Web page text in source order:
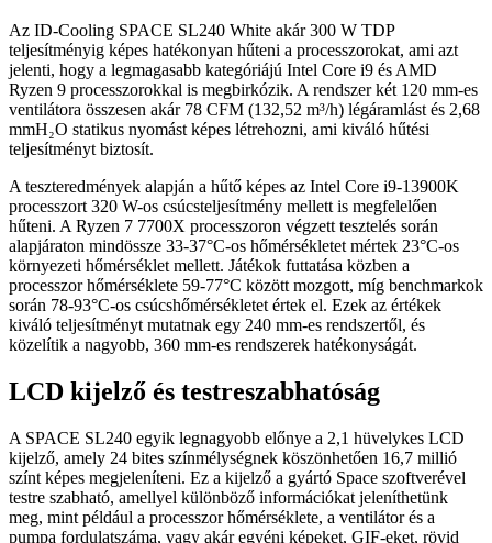
Az ID-Cooling SPACE SL240 White akár 300 W TDP
teljesítményig képes hatékonyan hűteni a processzorokat, ami azt
jelenti, hogy a legmagasabb kategóriájú Intel Core i9 és AMD
Ryzen 9 processzorokkal is megbirkózik. A rendszer két 120 mm-es
ventilátora összesen akár 78 CFM (132,52 m³/h) légáramlást és 2,68
mmH₂O statikus nyomást képes létrehozni, ami kiváló hűtési
teljesítményt biztosít.
A teszteredmények alapján a hűtő képes az Intel Core i9-13900K
processzort 320 W-os csúcsteljesítmény mellett is megfelelően
hűteni. A Ryzen 7 7700X processzoron végzett tesztelés során
alapjáraton mindössze 33-37°C-os hőmérsékletet mértek 23°C-os
környezeti hőmérséklet mellett. Játékok futtatása közben a
processzor hőmérséklete 59-77°C között mozgott, míg benchmarkok
során 78-93°C-os csúcshőmérsékletet értek el. Ezek az értékek
kiváló teljesítményt mutatnak egy 240 mm-es rendszertől, és
közelítik a nagyobb, 360 mm-es rendszerek hatékonyságát.
LCD kijelző és testreszabhatóság
A SPACE SL240 egyik legnagyobb előnye a 2,1 hüvelykes LCD
kijelző, amely 24 bites színmélységnek köszönhetően 16,7 millió
színt képes megjeleníteni. Ez a kijelző a gyártó Space szoftverével
testre szabható, amellyel különböző információkat jeleníthetünk
meg, mint például a processzor hőmérséklete, a ventilátor és a
pumpa fordulatszáma, vagy akár egyéni képeket, GIF-eket, rövid